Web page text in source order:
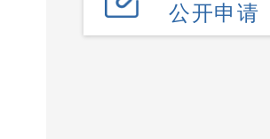
财政信息公开申请